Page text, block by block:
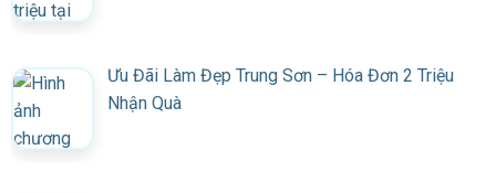
Ưu Đãi Làm Đẹp Trung Sơn – Hóa Đơn 2 Triệu
Nhận Quà